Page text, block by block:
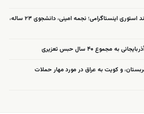
اتهام «محاربه» برای چند استوری اینستاگرامی؛ نجمه امینی، دانشجوی ۲۳ ساله،
مجموع ۴۰ سال حبس تعزیری
و کویت به عراق در مورد مهار حملات